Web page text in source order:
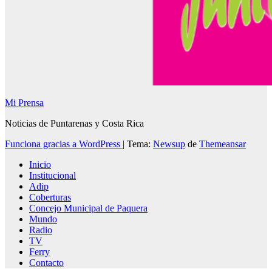
Mi Prensa
Noticias de Puntarenas y Costa Rica
Funciona gracias a WordPress | Tema: Newsup de Themeansar
Inicio
Institucional
Adip
Coberturas
Concejo Municipal de Paquera
Mundo
Radio
TV
Ferry
Contacto